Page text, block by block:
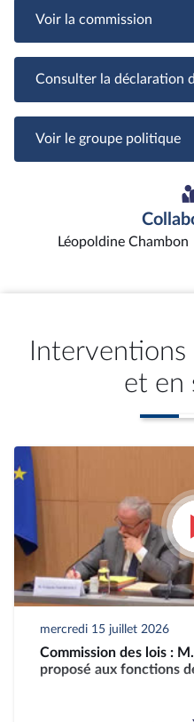
Voir la commission
Consulter la déclaration
Voir le groupe politique
Léopoldine Chambon
et en
mercredi 15 juillet 2026
Commission des lois :
proposé aux fonctions